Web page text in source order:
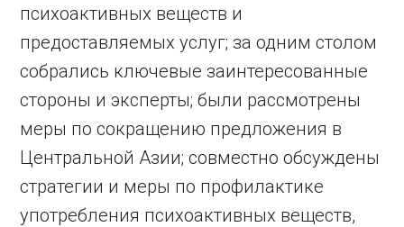
психоактивных веществ и
предоставляемых услуг; за одним столом
собрались ключевые заинтересованные
стороны и эксперты; были рассмотрены
меры по сокращению предложения в
Центральной Азии; совместно обсуждены
стратегии и меры по профилактике
употребления психоактивных веществ,